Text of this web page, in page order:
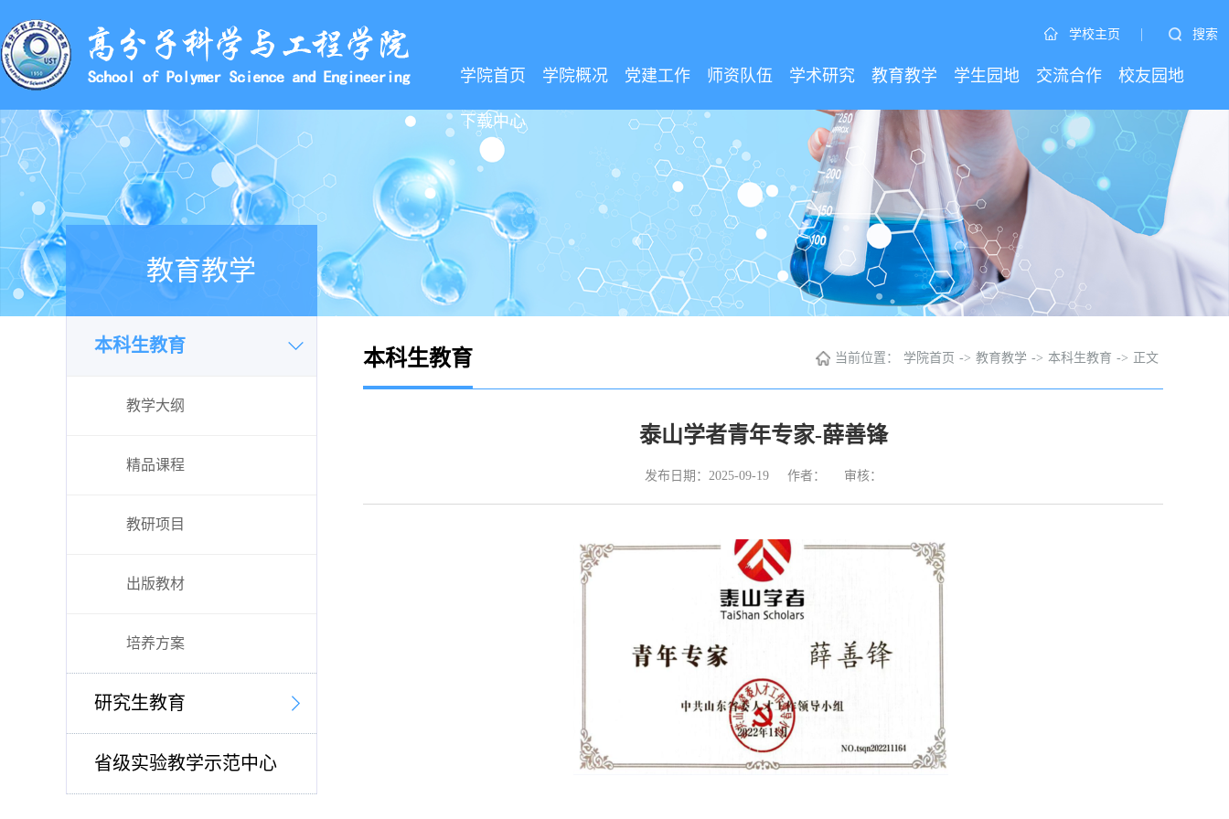
学校主页 | 搜索
学院首页 学院概况 党建工作 师资队伍 学术研究 教育教学 学生园地 交流合作 校友园地
下载中心
教育教学
本科生教育
教学大纲
精品课程
教研项目
出版教材
培养方案
研究生教育
省级实验教学示范中心
本科生教育 当前位置： 学院首页 -> 教育教学 -> 本科生教育 -> 正文
泰山学者青年专家-薛善锋
发布日期：2025-09-19 作者： 审核：